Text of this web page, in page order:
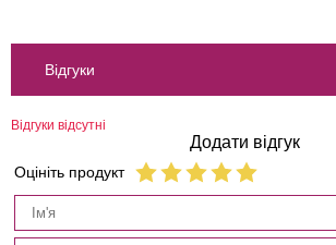
Відгуки
Відгуки відсутні
Додати відгук
Оцініть продукт